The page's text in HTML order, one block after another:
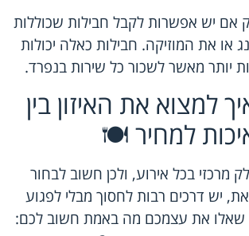
אם יש אפשרות לקבל חבילות שכוללות
או את המוזיקה. חבילות כאלה יכולות
יותר מאשר לשכור כל שירות בנפרד.
למצוא את האיזון בין
למחיר 🍽️
מרכזי בכל אירוע, ולכן חשוב לבחור
יש דרכים רבות לחסוך מבלי לפגוע
שאלו את עצמכם מה באמת חשוב לכם: